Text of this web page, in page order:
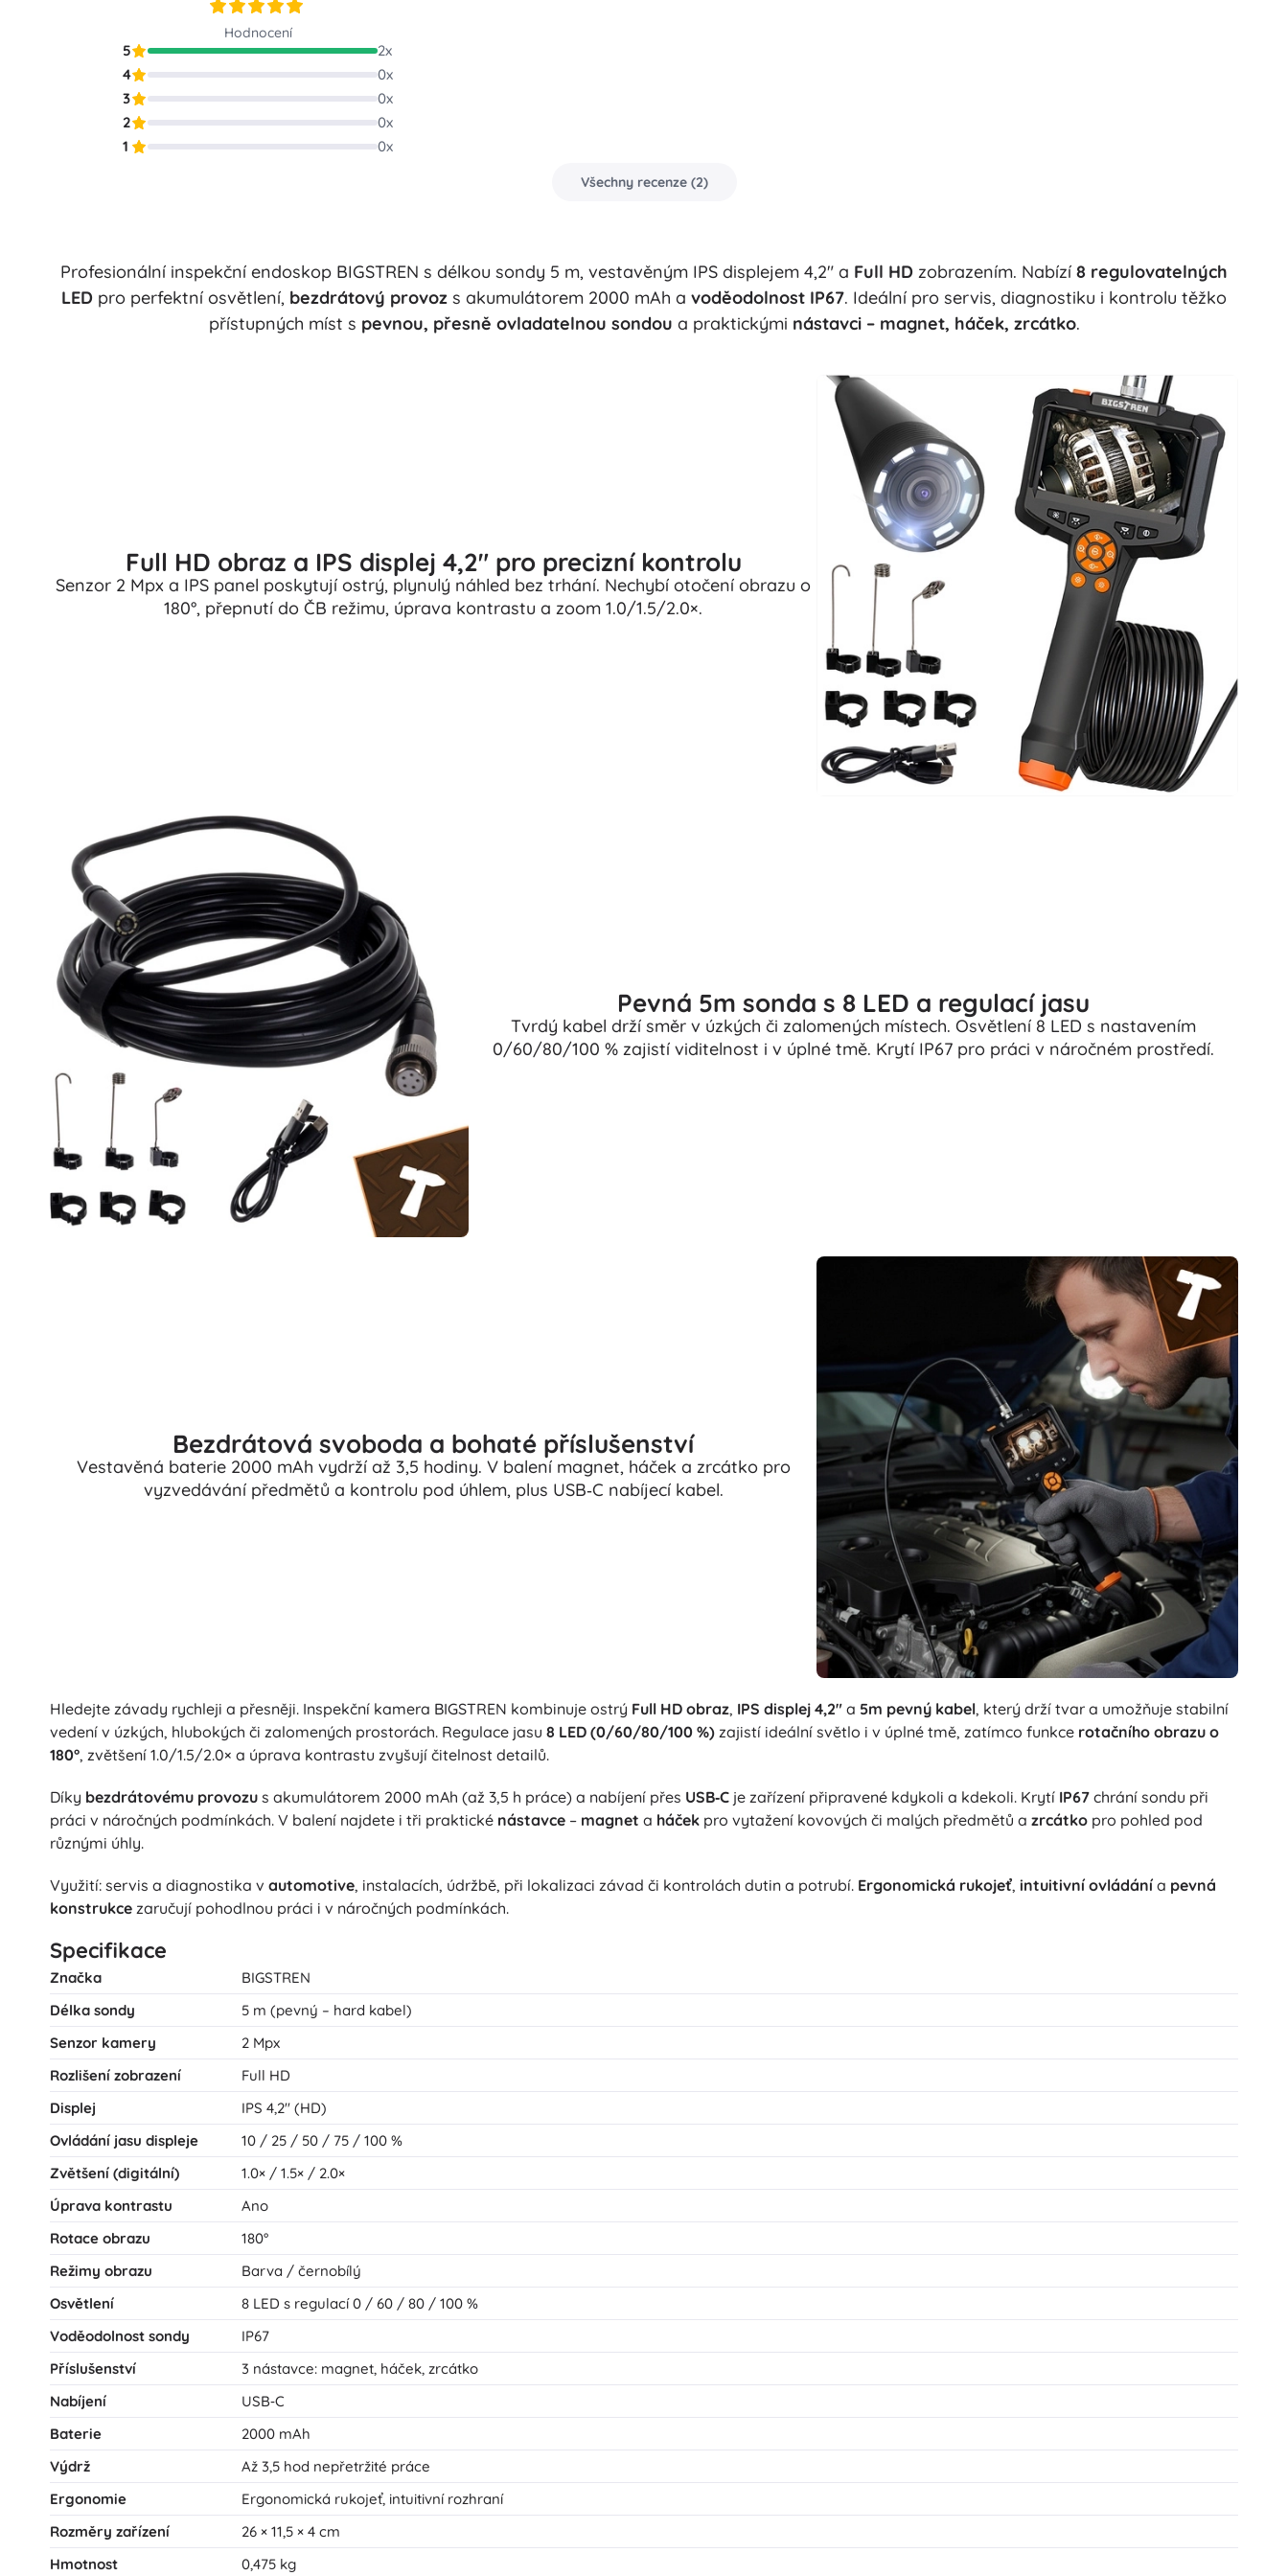
Hodnocení
5 2x
4
0x
3
0x
2
0x
1
0x
Všechny recenze(2)
Profesionální inspekční endoskop BIGSTREN s délkou sondy 5 m, vestavěným IPS displejem 4,2" a Full HD zobrazením. Nabízí 8 regulovatelných
LED pro perfektní osvětlení, bezdrátový provoz s akumulátorem 2000 mAh a voděodolnost IP67. Ideální pro servis, diagnostiku i kontrolu těžko
přístupných míst s pevnou, přesně ovladatelnou sondou a praktickými nástavci – magnet, háček, zrcátko.
Full HD obraz a IPS displej 4,2" pro precizní kontrolu
Senzor 2 Mpx a IPS panel poskytují ostrý, plynulý náhled bez trhání. Nechybí otočení obrazu o
180°, přepnutí do ČB režimu, úprava kontrastu a zoom 1.0/1.5/2.0×.
Pevná 5m sonda s 8 LED a regulací jasu
Tvrdý kabel drží směr v úzkých či zalomených místech. Osvětlení 8 LED s nastavením
0/60/80/100 % zajistí viditelnost i v úplné tmě. Krytí IP67 pro práci v náročném prostředí.
Bezdrátová svoboda a bohaté příslušenství
Vestavěná baterie 2000 mAh vydrží až 3,5 hodiny. V balení magnet, háček a zrcátko pro
vyzvedávání předmětů a kontrolu pod úhlem, plus USB‑C nabíjecí kabel.
Hledejte závady rychleji a přesněji. Inspekční kamera BIGSTREN kombinuje ostrý Full HD obraz, IPS displej 4,2" a 5m pevný kabel, který drží tvar a umožňuje stabilní
vedení v úzkých, hlubokých či zalomených prostorách. Regulace jasu 8 LED (0/60/80/100 %) zajistí ideální světlo i v úplné tmě, zatímco funkce rotačního obrazu o
180°, zvětšení 1.0/1.5/2.0× a úprava kontrastu zvyšují čitelnost detailů.
Díky bezdrátovému provozu s akumulátorem 2000 mAh (až 3,5 h práce) a nabíjení přes USB‑C je zařízení připravené kdykoli a kdekoli. Krytí IP67 chrání sondu při
práci v náročných podmínkách. V balení najdete i tři praktické nástavce – magnet a háček pro vytažení kovových či malých předmětů a zrcátko pro pohled pod
různými úhly.
Využití: servis a diagnostika v automotive, instalacích, údržbě, při lokalizaci závad či kontrolách dutin a potrubí. Ergonomická rukojeť, intuitivní ovládání a pevná
konstrukce zaručují pohodlnou práci i v náročných podmínkách.
Specifikace
Značka
BIGSTREN
Délka sondy
5 m (pevný – hard kabel)
Senzor kamery
2 Mpx
Rozlišení zobrazení
Full HD
Displej
IPS 4,2" (HD)
Ovládání jasu displeje
10 / 25 / 50 / 75 / 100 %
Zvětšení (digitální)
1.0× / 1.5× / 2.0×
Úprava kontrastu
Ano
Rotace obrazu
180°
Režimy obrazu
Barva / černobílý
Osvětlení
8 LED s regulací 0 / 60 / 80 / 100 %
Voděodolnost sondy
IP67
Příslušenství
3 nástavce: magnet, háček, zrcátko
Nabíjení
USB‑C
Baterie
2000 mAh
Výdrž
Až 3,5 hod nepřetržité práce
Ergonomie
Ergonomická rukojeť, intuitivní rozhraní
Rozměry zařízení
26 × 11,5 × 4 cm
Hmotnost
0,475 kg